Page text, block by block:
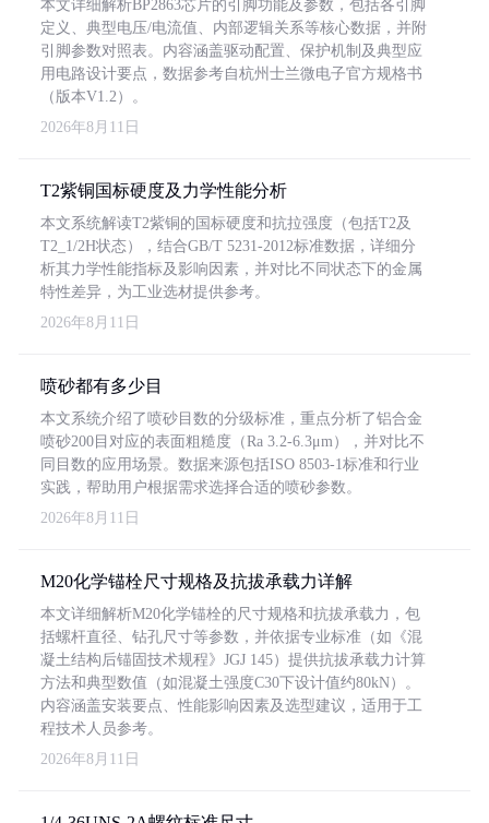
本文详细解析BP2863芯片的引脚功能及参数，包括各引脚
定义、典型电压/电流值、内部逻辑关系等核心数据，并附
引脚参数对照表。内容涵盖驱动配置、保护机制及典型应
用电路设计要点，数据参考自杭州士兰微电子官方规格书
（版本V1.2）。
2026年8月11日
T2紫铜国标硬度及力学性能分析
本文系统解读T2紫铜的国标硬度和抗拉强度（包括T2及
T2_1/2H状态），结合GB/T 5231-2012标准数据，详细分
析其力学性能指标及影响因素，并对比不同状态下的金属
特性差异，为工业选材提供参考。
2026年8月11日
喷砂都有多少目
本文系统介绍了喷砂目数的分级标准，重点分析了铝合金
喷砂200目对应的表面粗糙度（Ra 3.2-6.3μm），并对比不
同目数的应用场景。数据来源包括ISO 8503-1标准和行业
实践，帮助用户根据需求选择合适的喷砂参数。
2026年8月11日
M20化学锚栓尺寸规格及抗拔承载力详解
本文详细解析M20化学锚栓的尺寸规格和抗拔承载力，包
括螺杆直径、钻孔尺寸等参数，并依据专业标准（如《混
凝土结构后锚固技术规程》JGJ 145）提供抗拔承载力计算
方法和典型数值（如混凝土强度C30下设计值约80kN）。
内容涵盖安装要点、性能影响因素及选型建议，适用于工
程技术人员参考。
2026年8月11日